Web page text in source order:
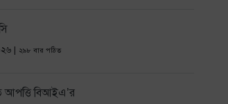
| ২৯৮ বার পঠিত
আপত্তি বিআইএ’র